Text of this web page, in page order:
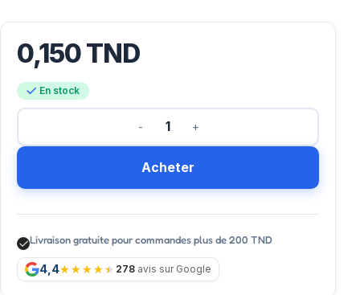
0,150TND
En stock
Acheter
Livraison gratuite pour commandes plus de 200 TND
4,4 278 avis sur Google